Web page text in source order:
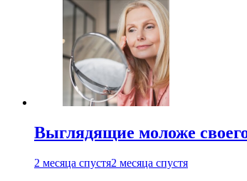
Выглядящие моложе
2 месяца спустя2 месяца спустя